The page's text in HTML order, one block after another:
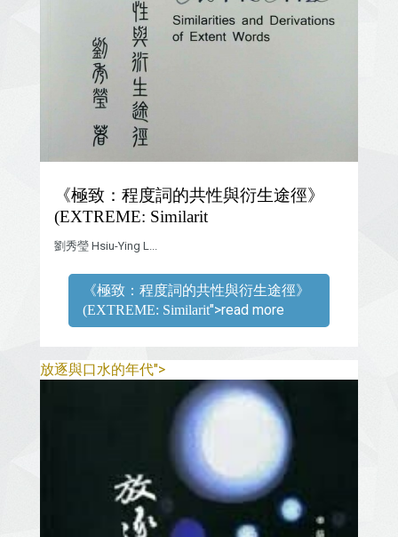
《極致：程度詞的共性與衍生途徑》
(EXTREME: Similarit
劉秀瑩 Hsiu-Ying L...
《極致：程度詞的共性與衍生途徑》
(EXTREME: Similarit">read more
放逐與口水的年代">